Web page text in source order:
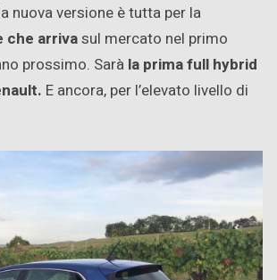
nuova versione è tutta per la
che arrivasul mercato nel primo
prossimo. Sarà la prima full hybrid
E ancora, per l’elevato livello di